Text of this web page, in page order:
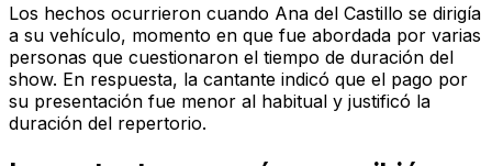
Los hechos ocurrieron cuando Ana del Castillo se dirigía
a su vehículo, momento en que fue abordada por varias
personas que cuestionaron el tiempo de duración del
show. En respuesta, la cantante indicó que el pago por
su presentación fue menor al habitual y justificó la
duración del repertorio.